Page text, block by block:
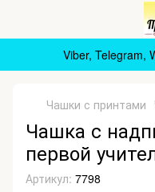
Viber, Telegram,
Чашки с принтами
Чашка с
первой
Артикул: 7798